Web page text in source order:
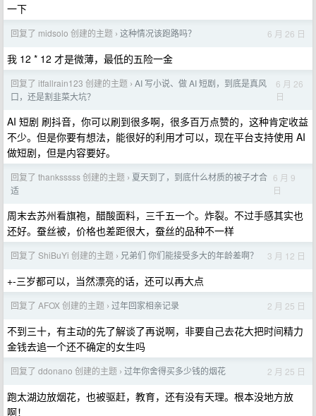
一下
回复了 midsolo 创建的主题 › 这种情况该跑路吗？ 6 月 26 日
我 12 * 12 才是微薄，最低的五险一金
回复了 itfallrain123 创建的主题 › AI 写小说、做 AI 短剧，到底是真风
口，还是割韭菜大坑？
6 月 26
日
AI 短剧 刷抖音，你可以刷到很多啊，很多百万点赞的，这种肯定收益
不少。但是你要有想法，能很好的利用才可以，现在平台支持使用 AI
做短剧，但是内容要好。
回复了 thanksssss 创建的主题 › 夏天到了，到底什么材质的被子才合
适
6 月 9
日
周末去苏州看旗袍，醋酸面料，三千五一个。炸裂。不过手感其实也
还好。蚕丝被，价格也差距很大，蚕丝的品种不一样
回复了 ShiBuYi 创建的主题 › 兄弟们 你们能接受多大的年龄差啊？ 3 月 12 日
+-三岁都可以，当然漂亮的话，还可以再大点
回复了 AFOX 创建的主题 › 过年回家相亲记录 2 月 25 日
不到三十，有主动的先了解谈了再说啊，非要自己去花大把时间精力
金钱去追一个还不确定的女生吗
回复了 ddonano 创建的主题 › 过年你舍得买多少钱的烟花 2 月 25 日
跑太湖边放烟花，也被驱赶，教育，还有没有天理。根本没地方放
啊！